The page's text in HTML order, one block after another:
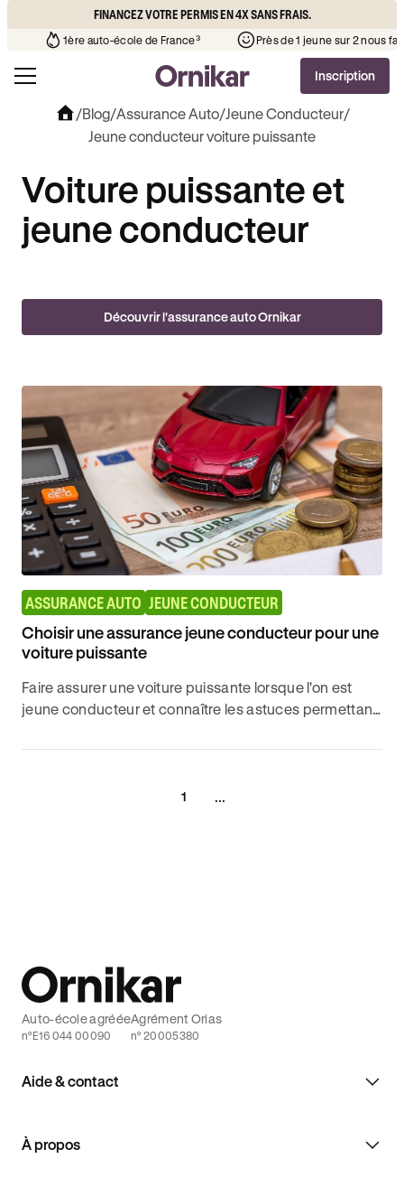
FINANCEZ VOTRE PERMIS EN 4X SANS FRAIS.
chère que l’auto-école de votre quartier 1ère auto-école de
Inscription
/Blog/Assurance Auto/Jeune Conducteur/
Jeune conducteur voiture puissante
Voiture puissante et
jeune conducteur
Découvrir l'assurance auto Ornikar
ASSURANCE AUTO JEUNE CONDUCTEUR
Choisir une assurance jeune conducteur pour une
voiture puissante
Faire assurer une voiture puissante lorsque l'on est
jeune conducteur et connaître les astuces permettant
1 ...
Aide & contact
À propos
Auto-école agréée
n°E16 044 00090
Agrément Orias
n° 20005380